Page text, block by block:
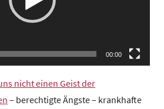
e
n
r
u
00:00
nicht einen Geist der
– berechtigte Ängste – krankhafte